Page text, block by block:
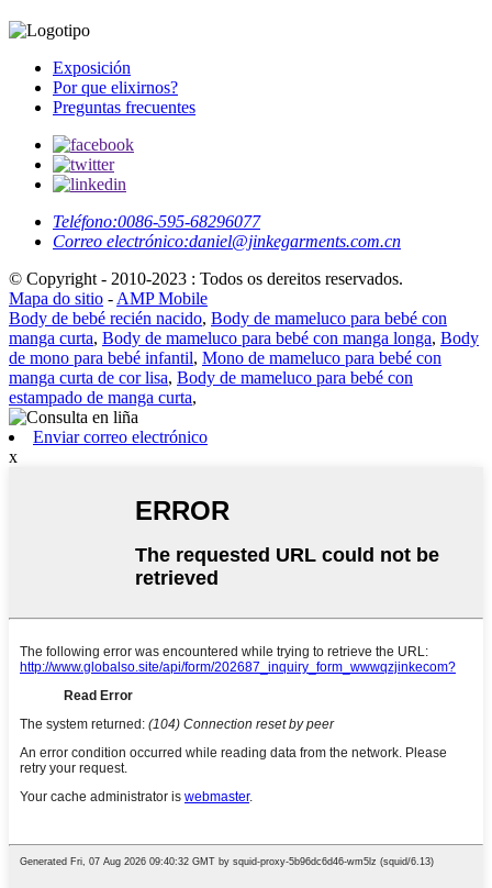
Exposición
Por que elixirnos?
Preguntas frecuentes
Teléfono:0086-595-68296077
Correo electrónico:daniel@jinkegarments.com.cn
© Copyright - 2010-2023 : Todos os dereitos reservados.
Mapa do sitio - AMP Mobile
Body de bebé recién nacido, Body de mameluco para bebé con
manga curta, Body de mameluco para bebé con manga longa, Body
de mono para bebé infantil, Mono de mameluco para bebé con
manga curta de cor lisa, Body de mameluco para bebé con
estampado de manga curta,
Enviar correo electrónico
x